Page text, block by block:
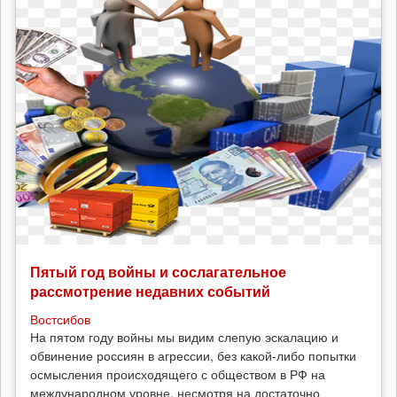
Пятый год войны и сослагательное
рассмотрение недавних событий
Востсибов
На пятом году войны мы видим слепую эскалацию и
обвинение россиян в агрессии, без какой-либо попытки
осмысления происходящего с обществом в РФ на
международном уровне, несмотря на достаточно